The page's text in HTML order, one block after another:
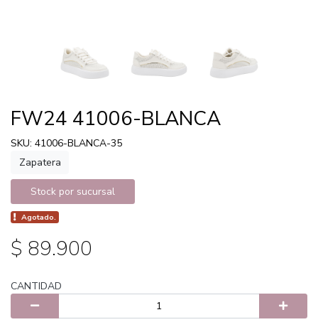
FW24 41006-BLANCA
SKU: 41006-BLANCA-35
Zapatera
Stock por sucursal
Agotado.
$ 89.900
CANTIDAD